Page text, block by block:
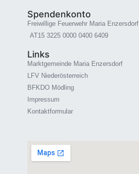
Spendenkonto
Freiwillige Feuerwehr Maria Enzersdorf
AT15 3225 0000 0400 6409
Links
Marktgemeinde Maria Enzersdorf
LFV Niederösterreich
BFKDO Mödling
Impressum
Kontaktformular